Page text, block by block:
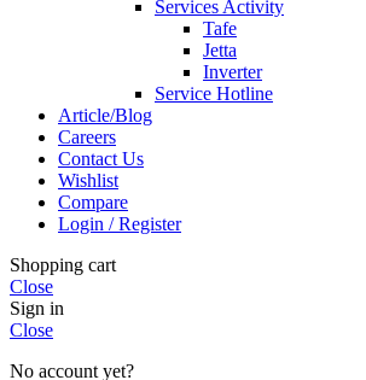
Services Activity
Tafe
Jetta
Inverter
Service Hotline
Article/Blog
Careers
Contact Us
Wishlist
Compare
Login / Register
Shopping cart
Close
Sign in
Close
No account yet?